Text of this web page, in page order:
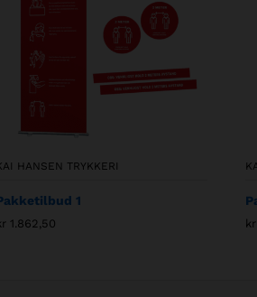
HANSEN TRYKKERI
1
1.862,50 kr